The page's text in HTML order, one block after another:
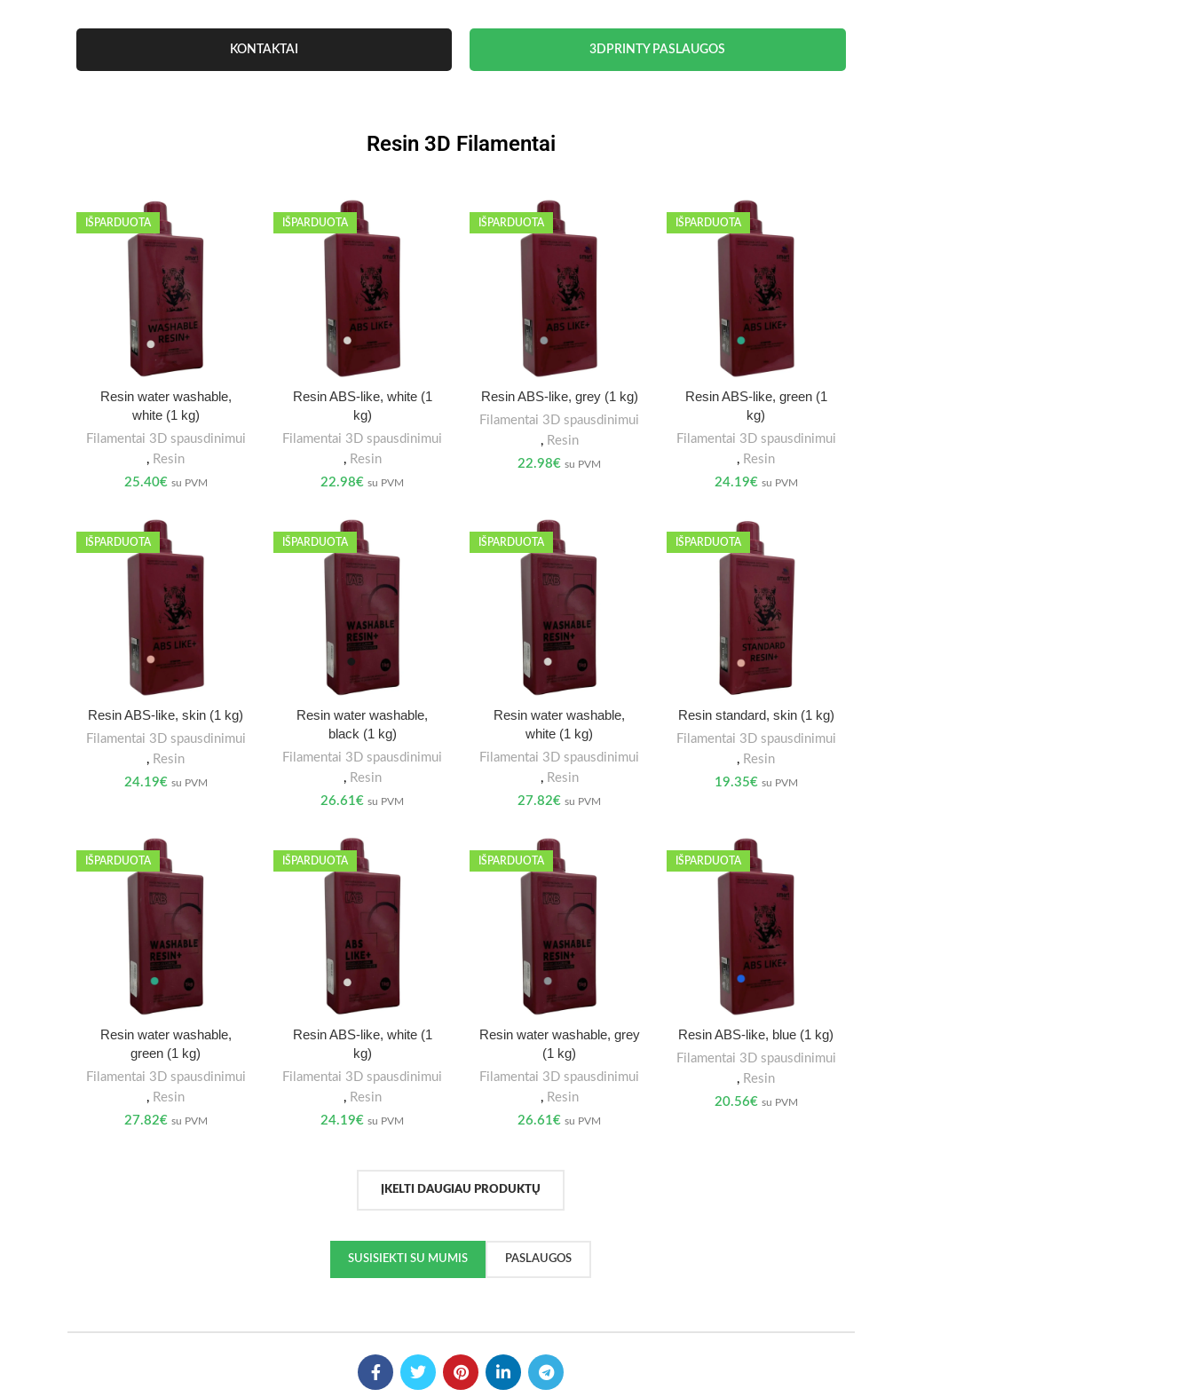
KONTAKTAI 3DPRINTY PASLAUGOS
Resin 3D Filamentai
IŠPARDUOTA
Resin water washable,
white (1 kg)
Filamentai 3D spausdinimui
, Resin
25.40€ su PVM
IŠPARDUOTA
Resin ABS-like, white (1
kg)
Filamentai 3D spausdinimui
, Resin
22.98€ su PVM
IŠPARDUOTA
Resin ABS-like, grey (1 kg)
Filamentai 3D spausdinimui
, Resin
22.98€ su PVM
IŠPARDUOTA
Resin ABS-like, green (1
kg)
Filamentai 3D spausdinimui
, Resin
24.19€ su PVM
IŠPARDUOTA
Resin ABS-like, skin (1 kg)
Filamentai 3D spausdinimui
, Resin
24.19€ su PVM
IŠPARDUOTA
Resin water washable,
black (1 kg)
Filamentai 3D spausdinimui
, Resin
26.61€ su PVM
IŠPARDUOTA
Resin water washable,
white (1 kg)
Filamentai 3D spausdinimui
, Resin
27.82€ su PVM
IŠPARDUOTA
Resin standard, skin (1 kg)
Filamentai 3D spausdinimui
, Resin
19.35€ su PVM
IŠPARDUOTA
Resin water washable,
green (1 kg)
Filamentai 3D spausdinimui
, Resin
27.82€ su PVM
IŠPARDUOTA
Resin ABS-like, white (1
kg)
Filamentai 3D spausdinimui
, Resin
24.19€ su PVM
IŠPARDUOTA
Resin water washable, grey
(1 kg)
Filamentai 3D spausdinimui
, Resin
26.61€ su PVM
IŠPARDUOTA
Resin ABS-like, blue (1 kg)
Filamentai 3D spausdinimui
, Resin
20.56€ su PVM
ĮKELTI DAUGIAU PRODUKTŲ
SUSISIEKTI SU MUMIS PASLAUGOS